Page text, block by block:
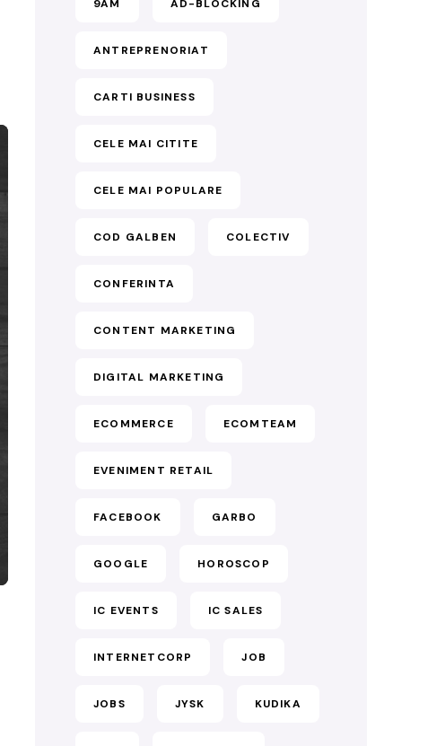
9AM AD-BLOCKING
ANTREPRENORIAT
CARTI BUSINESS
CELE MAI CITITE
CELE MAI POPULARE
COD GALBEN COLECTIV
CONFERINTA
CONTENT MARKETING
DIGITAL MARKETING
ECOMMERCE ECOMTEAM
EVENIMENT RETAIL
FACEBOOK GARBO
GOOGLE HOROSCOP
IC EVENTS IC SALES
INTERNETCORP JOB
JOBS JYSK KUDIKA